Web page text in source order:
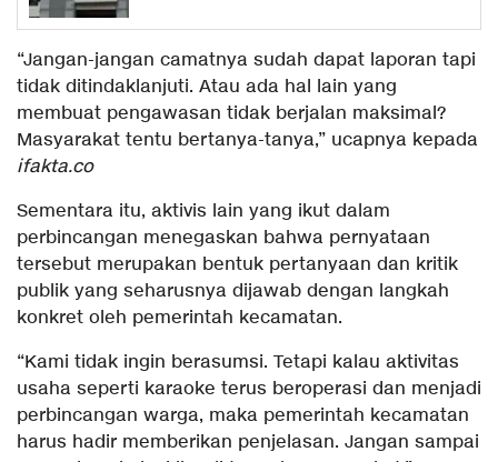
“Jangan-jangan camatnya sudah dapat laporan tapi
tidak ditindaklanjuti. Atau ada hal lain yang
membuat pengawasan tidak berjalan maksimal?
Masyarakat tentu bertanya-tanya,” ucapnya kepada
ifakta.co
Sementara itu, aktivis lain yang ikut dalam
perbincangan menegaskan bahwa pernyataan
tersebut merupakan bentuk pertanyaan dan kritik
publik yang seharusnya dijawab dengan langkah
konkret oleh pemerintah kecamatan.
“Kami tidak ingin berasumsi. Tetapi kalau aktivitas
usaha seperti karaoke terus beroperasi dan menjadi
perbincangan warga, maka pemerintah kecamatan
harus hadir memberikan penjelasan. Jangan sampai